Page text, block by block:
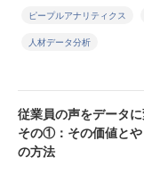
ピープルアナリティクス
人材データ分析
従業員の声をデータ
その①：その価値と
の方法